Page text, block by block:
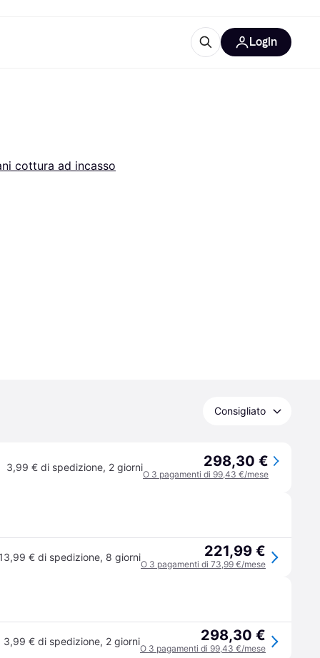
Login
cottura ad incasso
Consigliato
3,99 € di spedizione, 2 giorni 298,30 €
O 3 pagamenti di 99,43 €/mese
13,99 € di spedizione, 8 giorni 221,99 €
O 3 pagamenti di 73,99 €/mese
3,99 € di spedizione, 2 giorni 298,30 €
O 3 pagamenti di 99,43 €/mese